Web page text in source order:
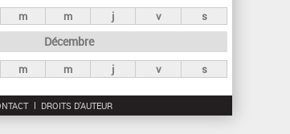
m m j v s
Décembre
m m j v s
DROITS D'AUTEUR